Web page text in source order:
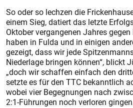
So oder so lechzen die
einem Sieg, datiert das letzte
Oktober vergangenen Jahres
haben in Fulda und in einigen
gezeigt, dass wir jede
Niederlage bringen können“, blickt
„doch wir schaffen einfach den
setzte es für den TTC bekanntlich
wobei vier Begegnungen nach
2:1-Führungen noch verloren